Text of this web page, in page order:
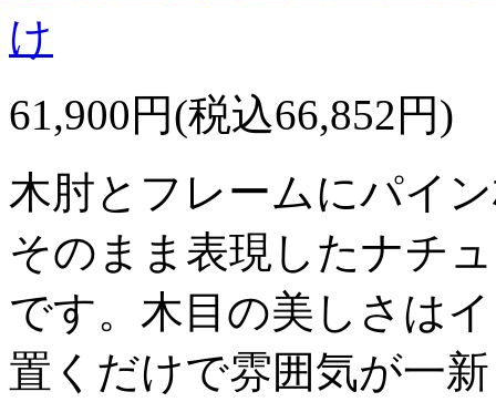
け
61,900円(税込66,852円)
木肘とフレームにパイ
そのまま表現したナチ
です。木目の美しさは
置くだけで雰囲気が一